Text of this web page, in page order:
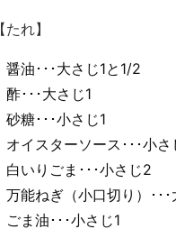
【たれ】
醤油･･･大さじ1と1/2
酢･･･大さじ1
砂糖･･･小さじ1
オイスターソース･･･小さ
白いりごま･･･小さじ2
万能ねぎ（小口切り）･･･
ごま油･･･小さじ1